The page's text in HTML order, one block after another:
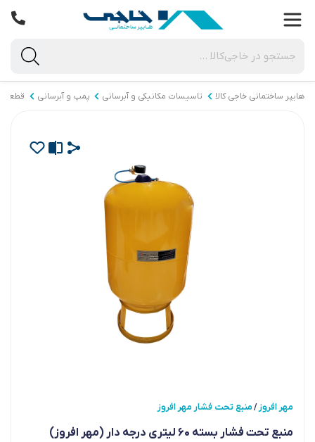
هایپر ساختمانی خاجی‌ کالا تاسیسات مکانیکی و آبرسانی پمپ و آبرسانی
مهر افروز /منبع تحت فشار مهر افروز
منبع تحت فشار بسته 60 لیتری درجه دار (مهر افروز)